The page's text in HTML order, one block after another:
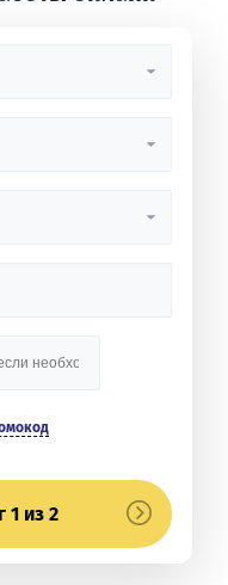
1 из 2